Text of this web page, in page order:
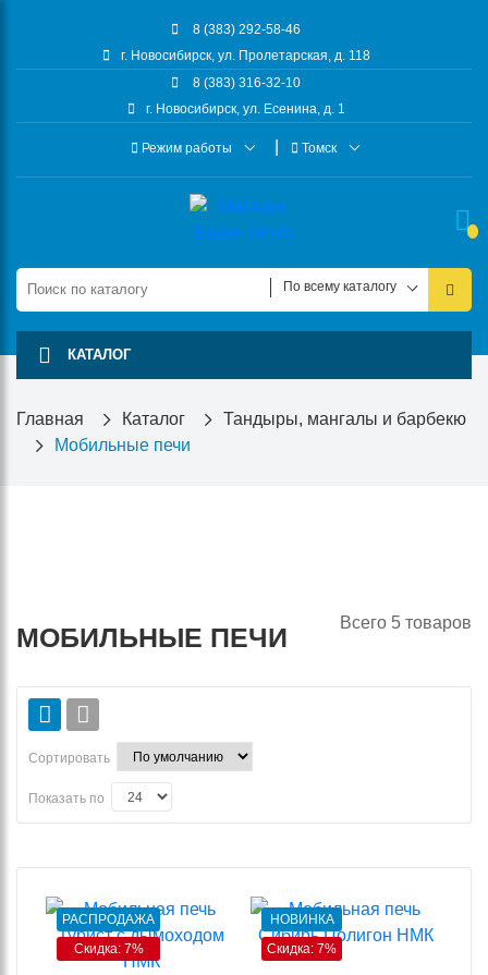
8 (383) 292-58-46
г. Новосибирск, ул. Пролетарская, д. 118
8 (383) 316-32-10
г. Новосибирск, ул. Есенина, д. 1
Режим работы Томск
По всему каталогу
КАТАЛОГ
Главная Каталог
Тандыры, мангалы и барбекю
Мобильные печи
МОБИЛЬНЫЕ ПЕЧИ Всего 5 товаров
Сортировать
Показать по
РАСПРОДАЖА
Скидка: 7%
НОВИНКА
Скидка: 7%